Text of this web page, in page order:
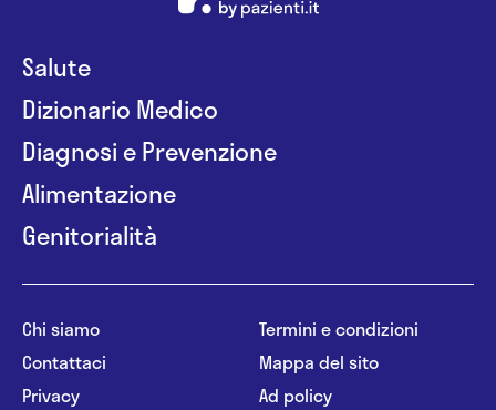
Salute
Dizionario Medico
Diagnosi e Prevenzione
Alimentazione
Genitorialità
Chi siamo
Contattaci
Privacy
Termini e condizioni
Mappa del sito
Ad policy